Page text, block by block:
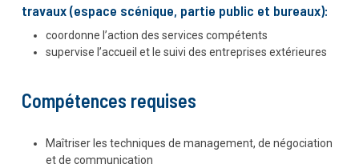
travaux (espace scénique, partie public et bureaux):
coordonne l’action des services compétents
supervise l’accueil et le suivi des entreprises extérieures
Compétences requises
Maîtriser les techniques de management, de négociation
et de communication